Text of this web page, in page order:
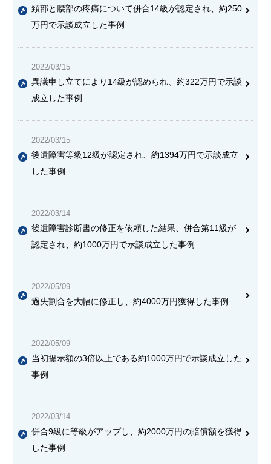
頚部と腰部の疼痛について併合14級が認定され、約250
万円で示談成立した事例
2022/03/15
異議申し立てにより14級が認められ、約322万円で示談
成立した事例
2022/03/15
後遺障害等級12級が認定され、約1394万円で示談成立
した事例
2022/03/14
後遺障害診断書の修正を依頼した結果、併合第11級が
認定され、約1000万円で示談成立した事例
2022/05/09
過失割合を大幅に修正し、約4000万円獲得した事例
2022/05/09
当初提示額の3倍以上である約1000万円で示談成立した
事例
2022/03/14
併合9級に等級がアップし、約2000万円の賠償額を獲得
した事例